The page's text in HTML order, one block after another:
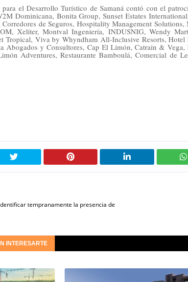
el Desarrollo Turístico de Samaná contó con el
Dominicana, Bonita Group, Sunset Estates
de Seguros, Hospitality Management
Xeliter, Montval Ingeniería, INDUSNIG, Wendy
Tropical, Viva by Whyndham All-Inclusive Resorts, Hotel
Abogados y Consultores, Cap El Limón, Catrain &
Adventures, Restaurante Bamboulá, Comercial de
tempranamente la presencia de
INTERESARTE